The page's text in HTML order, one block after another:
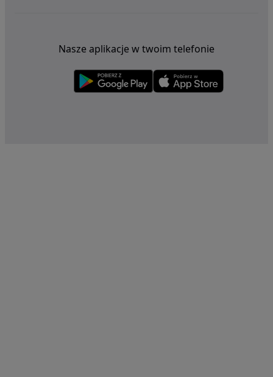
Nasze aplikacje w twoim telefonie